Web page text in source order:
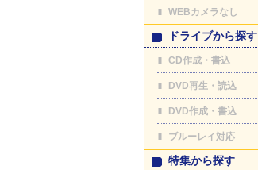
WEBカメラなし
ドライブから探す
CD作成・書込
DVD再生・読込
DVD作成・書込
ブルーレイ対応
特集から探す